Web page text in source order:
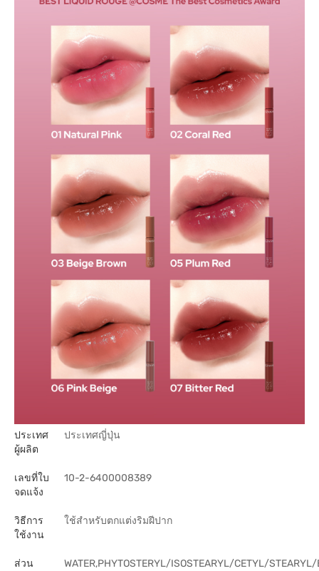
ประเทศ
ผู้ผลิต
ประเทศญี่ปุ่น
เลขที่ใบ
จดแจ้ง
10-2-6400008389
วิธีการ
ใช้งาน
ใช้สำหรับตกแต่งริมฝีปาก
ส่วน
WATER,PHYTOSTERYL/ISOSTEARYL/CETYL/STEARYL/